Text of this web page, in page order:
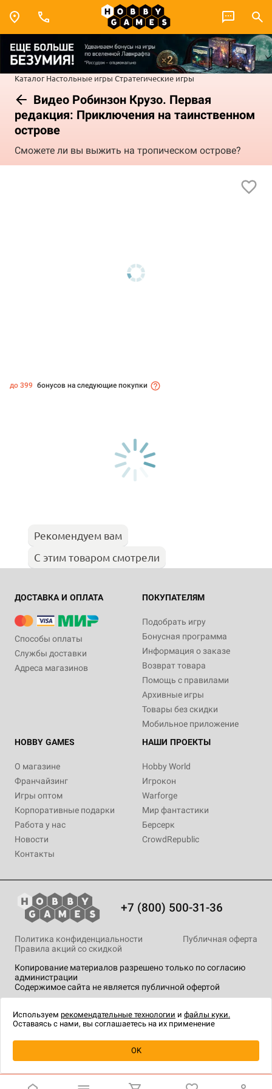
Каталог Настольные игры Стратегические игры
Видео Робинзон Крузо. Первая
редакция: Приключения на таинственном
острове
Сможете ли вы выжить на тропическом острове?
до 399 бонусов на следующие покупки
Рекомендуем вам
С этим товаром смотрели
ДОСТАВКА И ОПЛАТА
Способы оплаты
Службы доставки
Адреса магазинов
ПОКУПАТЕЛЯМ
Подобрать игру
Бонусная программа
Информация о заказе
Возврат товара
Помощь с правилами
Архивные игры
Товары без скидки
Мобильное приложение
HOBBY GAMES
О магазине
Франчайзинг
Игры оптом
Корпоративные подарки
Работа у нас
Новости
Контакты
НАШИ ПРОЕКТЫ
Hobby World
Игрокон
Warforge
Мир фантастики
Берсерк
CrowdRepublic
+7 (800) 500-31-36
Копирование материалов разрешено только по согласию
администрации
Содержимое сайта не является публичной офертой
Политика конфиденциальности
Публичная оферта
Правила акций со скидкой
технологии.
Используем рекомендательные технологии и файлы куки.
Оставаясь с нами, вы соглашаетесь на их применение
OK